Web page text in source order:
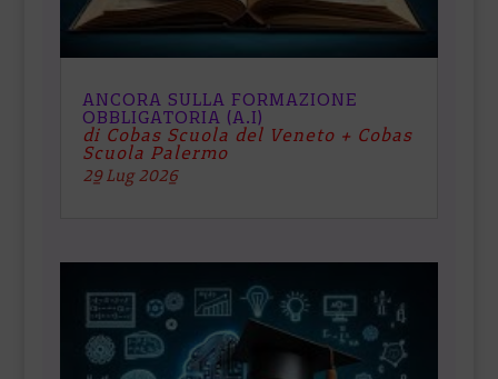
ANCORA SULLA FORMAZIONE
OBBLIGATORIA (A.I)
di Cobas Scuola del Veneto + Cobas
Scuola Palermo
29 Lug 2026